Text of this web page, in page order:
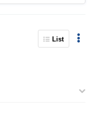
List